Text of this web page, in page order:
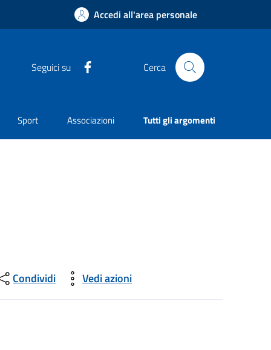
Accedi all'area personale
Seguici su Cerca
Sport Associazioni Tutti gli argomenti
Condividi Vedi azioni